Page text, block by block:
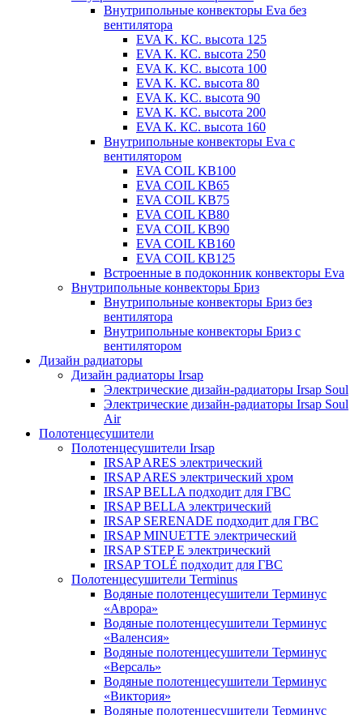
Внутрипольные конвекторы Eva без
вентилятора
EVA K. КС. высота 125
EVA К. КС. высота 250
EVA К. KС. высота 100
EVA К. КС. высота 80
EVA К. KC. высота 90
EVA К. КС. высота 200
EVA К. КС. высота 160
Внутрипольные конвекторы Eva с
вентилятором
EVA COIL KB100
EVA COIL KB65
EVA COIL KB75
EVA COIL KB80
EVA COIL KB90
EVA COIL КВ160
EVA COIL КВ125
Встроенные в подоконник конвекторы Eva
Внутрипольные конвекторы Бриз
Внутрипольные конвекторы Бриз без
вентилятора
Внутрипольные конвекторы Бриз с
вентилятором
Дизайн радиаторы
Дизайн радиаторы Irsap
Электрические дизайн-радиаторы Irsap Soul
Электрические дизайн-радиаторы Irsap Soul
Air
Полотенцесушители
Полотенцесушители Irsap
IRSAP ARES электрический
IRSAP ARES электрический хром
IRSAP BELLA подходит для ГВС
IRSAP BELLA электрический
IRSAP SERENADE подходит для ГВС
IRSAP MINUETTE электрический
IRSAP STEP E электрический
IRSAP TOLÉ подходит для ГВС
Полотенцесушители Terminus
Водяные полотенцесушители Терминус
«Аврора»
Водяные полотенцесушители Терминус
«Валенсия»
Водяные полотенцесушители Терминус
«Версаль»
Водяные полотенцесушители Терминус
«Виктория»
Водяные полотенцесушители Терминус